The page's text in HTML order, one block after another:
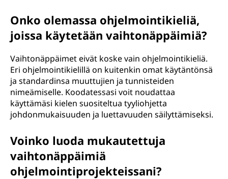
Onko olemassa ohjelmointikieliä,
joissa käytetään vaihtonäppäimiä?
Vaihtonäppäimet eivät koske vain ohjelmointikieliä.
Eri ohjelmointikielillä on kuitenkin omat käytäntönsä
ja standardinsa muuttujien ja tunnisteiden
nimeämiselle. Koodatessasi voit noudattaa
käyttämäsi kielen suositeltua tyyliohjetta
johdonmukaisuuden ja luettavuuden säilyttämiseksi.
Voinko luoda mukautettuja
vaihtonäppäimiä
ohjelmointiprojekteissani?